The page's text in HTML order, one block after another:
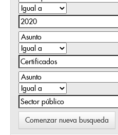
Comenzar nueva busqueda